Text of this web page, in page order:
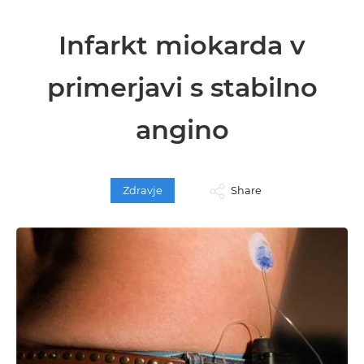
Infarkt miokarda v
primerjavi s stabilno
angino
Zdravje Share